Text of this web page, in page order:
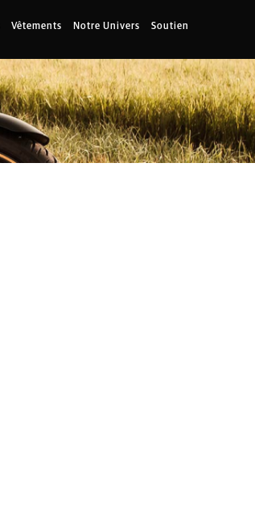
Vêtements Notre Univers Soutien